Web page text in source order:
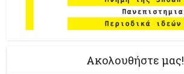
Ακολουθήστε μας!